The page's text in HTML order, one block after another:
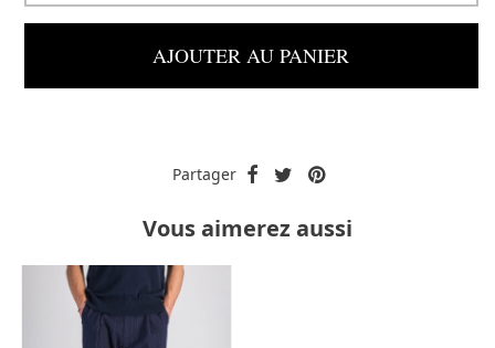
AJOUTER AU PANIER
Partager
Vous aimerez aussi